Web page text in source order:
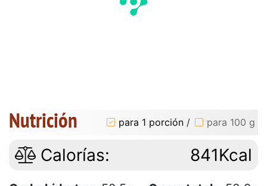
Nutrición para 1 porción / para 100 g
Calorías: 841Kcal